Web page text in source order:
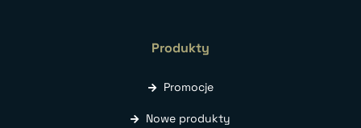
Produkty
Promocje
Nowe produkty